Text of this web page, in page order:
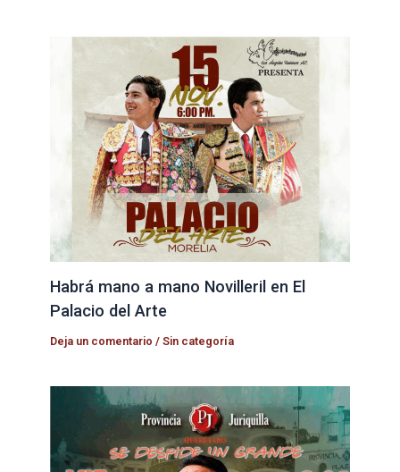
Habrá mano a mano Novilleril en El
Palacio del Arte
Deja un comentario /Sin categoría